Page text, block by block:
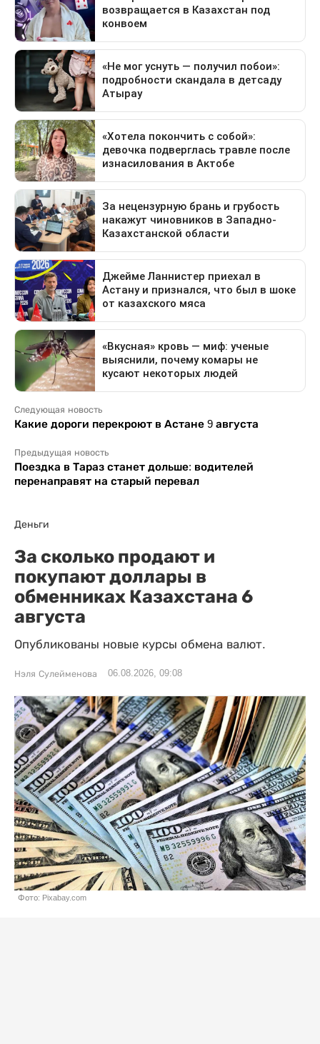
Следующая новость
Какие дороги перекроют в Астане 9 августа
Предыдущая новость
Поездка в Тараз станет дольше: водителей
перенаправят на старый перевал
Деньги
За сколько продают и
покупают доллары в
обменниках Казахстана 6
августа
Опубликованы новые курсы обмена валют.
Нэля Сулейменова 06.08.2026, 09:08
Фото: Pixabay.com